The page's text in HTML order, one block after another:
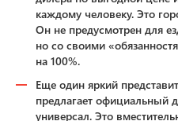
каждому человеку. Это
Он не предусмотрен для
но со своими
на 100%.
Еще один яркий
предлагает
универсал. Это